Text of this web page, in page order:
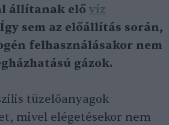
állítanak elő víz
sem az előállítás során,
felhasználásakor nem
gázok.
tüzelőanyagok
mivel elégetésekor nem